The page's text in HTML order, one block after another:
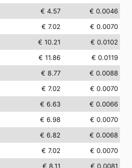
€ 4.57
€ 0.0046
€ 7.02
€ 0.0070
€ 10.21
€ 0.0102
€ 11.86
€ 0.0119
€ 8.77
€ 0.0088
€ 7.02
€ 0.0070
€ 6.63
€ 0.0066
€ 6.98
€ 0.0070
€ 6.82
€ 0.0068
€ 7.02
€ 0.0070
€ 8.11
€ 0.0081